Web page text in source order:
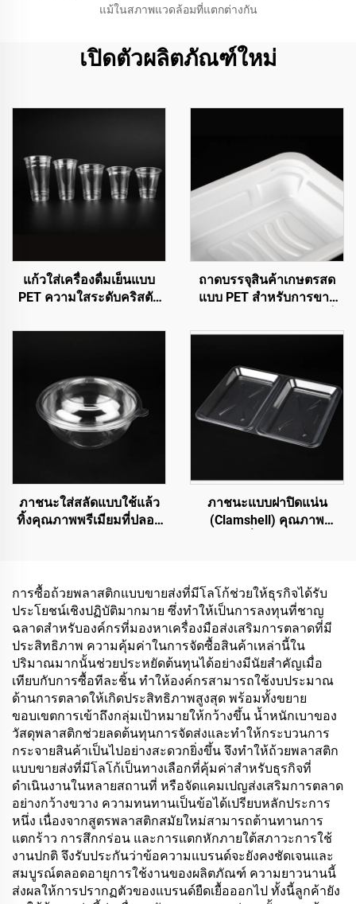
แม้ในสภาพแวดล้อมที่แตกต่างกัน
เปิดตัวผลิตภัณฑ์ใหม่
แก้วใส่เครื่องดื่มเย็นแบบ
PET ความใสระดับคริสตัล
ถาดบรรจุสินค้าเกษตรสด
แบบ PET สำหรับการขาย
ภาชนะใส่สลัดแบบใช้แล้ว
ทิ้งคุณภาพพรีเมียมที่ปลอด
ภาชนะแบบฝาปิดแน่น
(Clamshell) คุณภาพ
สำหรับบริการรับกลับบ้าน
และการเก็บรักษาอาหาร
การซื้อถ้วยพลาสติกแบบขายส่งที่มีโลโก้ช่วยให้ธุรกิจได้รับ
ประโยชน์เชิงปฏิบัติมากมาย ซึ่งทำให้เป็นการลงทุนที่ชาญ
ฉลาดสำหรับองค์กรที่มองหาเครื่องมือส่งเสริมการตลาดที่มี
ประสิทธิภาพ ความคุ้มค่าในการจัดซื้อสินค้าเหล่านี้ใน
ปริมาณมากนั้นช่วยประหยัดต้นทุนได้อย่างมีนัยสำคัญเมื่อ
เทียบกับการซื้อทีละชิ้น ทำให้องค์กรสามารถใช้งบประมาณ
ด้านการตลาดให้เกิดประสิทธิภาพสูงสุด พร้อมทั้งขยาย
ขอบเขตการเข้าถึงกลุ่มเป้าหมายให้กว้างขึ้น น้ำหนักเบาของ
วัสดุพลาสติกช่วยลดต้นทุนการจัดส่งและทำให้กระบวนการ
กระจายสินค้าเป็นไปอย่างสะดวกยิ่งขึ้น จึงทำให้ถ้วยพลาสติก
แบบขายส่งที่มีโลโก้เป็นทางเลือกที่คุ้มค่าสำหรับธุรกิจที่
ดำเนินงานในหลายสถานที่ หรือจัดแคมเปญส่งเสริมการตลาด
อย่างกว้างขวาง ความทนทานเป็นข้อได้เปรียบหลักประการ
หนึ่ง เนื่องจากสูตรพลาสติกสมัยใหม่สามารถต้านทานการ
แตกร้าว การสึกกร่อน และการแตกหักภายใต้สภาวะการใช้
งานปกติ จึงรับประกันว่าข้อความแบรนด์จะยังคงชัดเจนและ
สมบูรณ์ตลอดอายุการใช้งานของผลิตภัณฑ์ ความยาวนานนี้
ส่งผลให้การปรากฏตัวของแบรนด์ยืดเยื้อออกไป ทั้งนี้ลูกค้ายัง